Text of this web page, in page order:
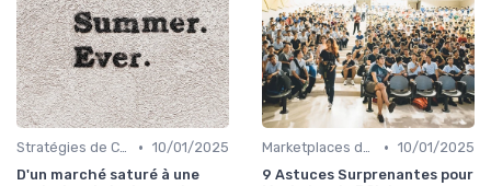
Stratégies de Croissance • 10/01/2025
D'un marché saturé à une
Marketplaces de leadgen • 10/01/2025
9 Astuces Surprenantes pour